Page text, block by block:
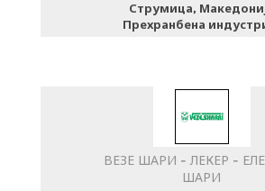
Струмица,
Прехранбена
ВЕЗЕ ШАРИ - ЛЕКЕР -
ШАРИ